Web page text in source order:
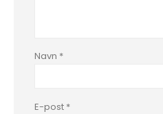
Navn *
E-post *